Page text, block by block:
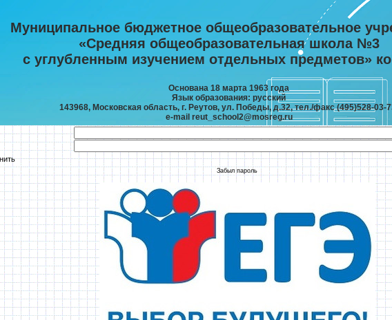
Муниципальное бюджетное общеобразовательное
«Средняя общеобразовательная школа №3
с углубленным изучением отдельных предметов»
Основана 18 марта 1963 года
Язык образования: русский
143968, Московская область, г. Реутов, ул. Победы, д.32, тел./факс (495)528-03-
e-mail reut_school2@mosreg.ru
Забыл пароль